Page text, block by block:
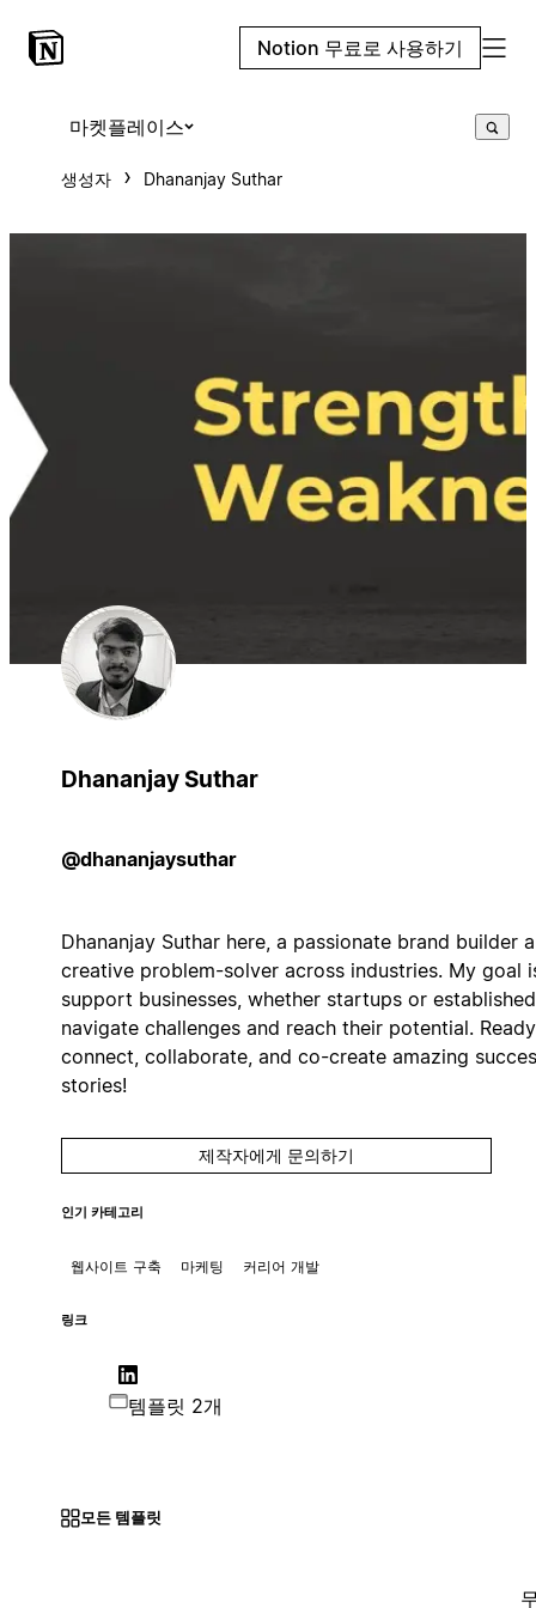
Notion 무료로 사용하기
마켓플레이스
생성자 Dhananjay Suthar
Dhananjay Suthar
@dhananjaysuthar
Dhananjay Suthar here, a passionate brand builder
creative problem-solver across industries. My goal
support businesses, whether startups or
navigate challenges and reach their potential.
connect, collaborate, and co-create amazing
stories!
제작자에게 문의하기
인기 카테고리
웹사이트 구축 마케팅 커리어 개발
링크
템플릿 2개
모든 템플릿